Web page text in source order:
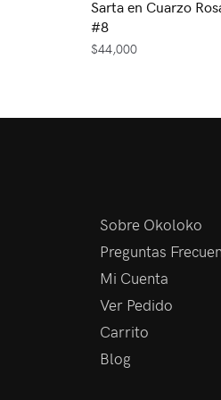
Sarta en Cuarzo
#8
$44,000
Sobre Okoloko
Preguntas
Mi Cuenta
Ver Pedido
Carrito
Blog